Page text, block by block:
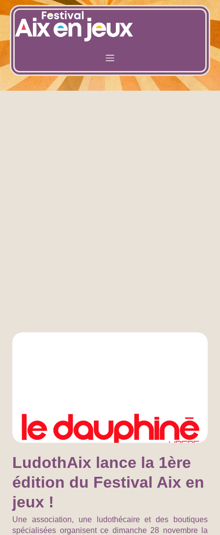
LudothAix lance la 1ère
édition du Festival Aix en
jeux !
Une association, une ludothécaire et des boutiques
spécialisées organisent ce dimanche 28 novembre la